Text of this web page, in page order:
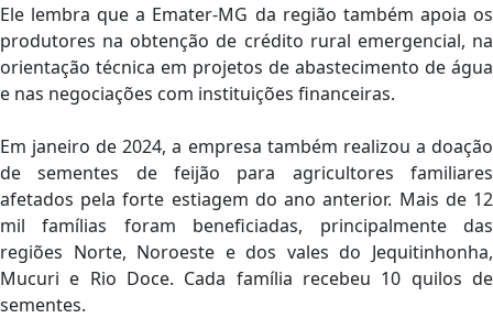
Ele lembra que a Emater-MG da região também apoia os
produtores na obtenção de crédito rural emergencial, na
orientação técnica em projetos de abastecimento de água
e nas negociações com instituições financeiras.
Em janeiro de 2024, a empresa também realizou a doação
de sementes de feijão para agricultores familiares
afetados pela forte estiagem do ano anterior. Mais de 12
mil famílias foram beneficiadas, principalmente das
regiões Norte, Noroeste e dos vales do Jequitinhonha,
Mucuri e Rio Doce. Cada família recebeu 10 quilos de
sementes.